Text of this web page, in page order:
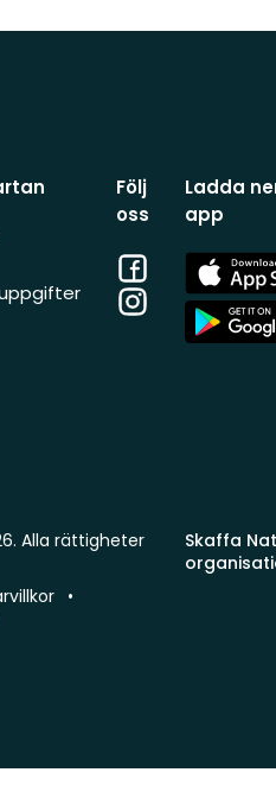
Följ
oss
Facebook
Instagram
Ladda
app
App
Store
App
Store
Skaffa
Alla rättigheter